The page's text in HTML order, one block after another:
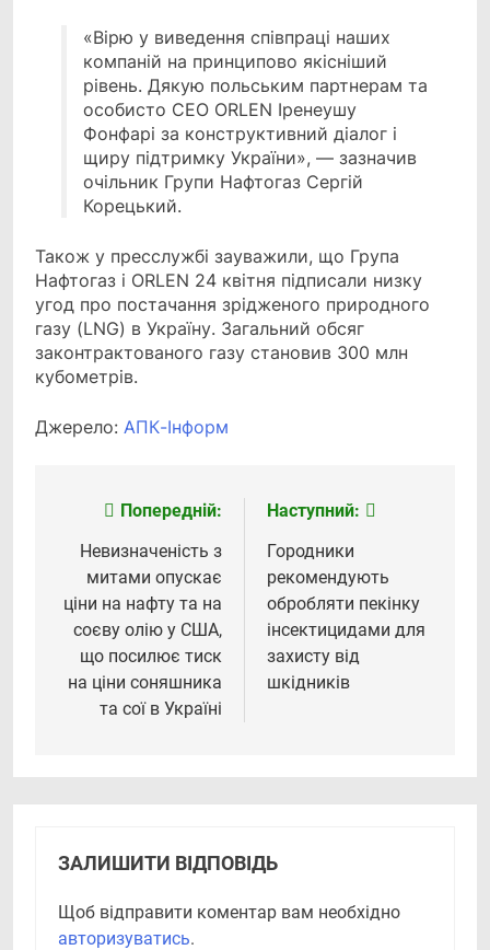
«Вірю у виведення співпраці наших
компаній на принципово якісніший
рівень. Дякую польським партнерам та
особисто CEO ORLEN Іренеушу
Фонфарі за конструктивний діалог і
щиру підтримку України», — зазначив
очільник Групи Нафтогаз Сергій
Корецький.
Також у пресслужбі зауважили, що Група
Нафтогаз і ORLEN 24 квітня підписали низку
угод про постачання зрідженого природного
газу (LNG) в Україну. Загальний обсяг
законтрактованого газу становив 300 млн
кубометрів.
Джерело: АПК-Інформ
Навігація
записів
Попередній:
Невизначеність з
митами опускає
ціни на нафту та на
соєву олію у США,
що посилює тиск
на ціни соняшника
та сої в Україні
Наступний:
Городники
рекомендують
обробляти пекінку
інсектицидами для
захисту від
шкідників
ЗАЛИШИТИ ВІДПОВІДЬ
Щоб відправити коментар вам необхідно
авторизуватись.